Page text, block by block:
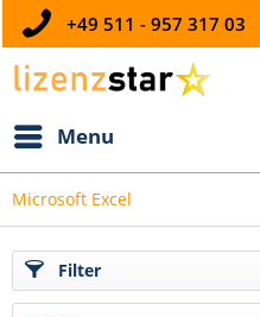
+49 511 - 957 317 03
Menu
Microsoft Excel
Filter